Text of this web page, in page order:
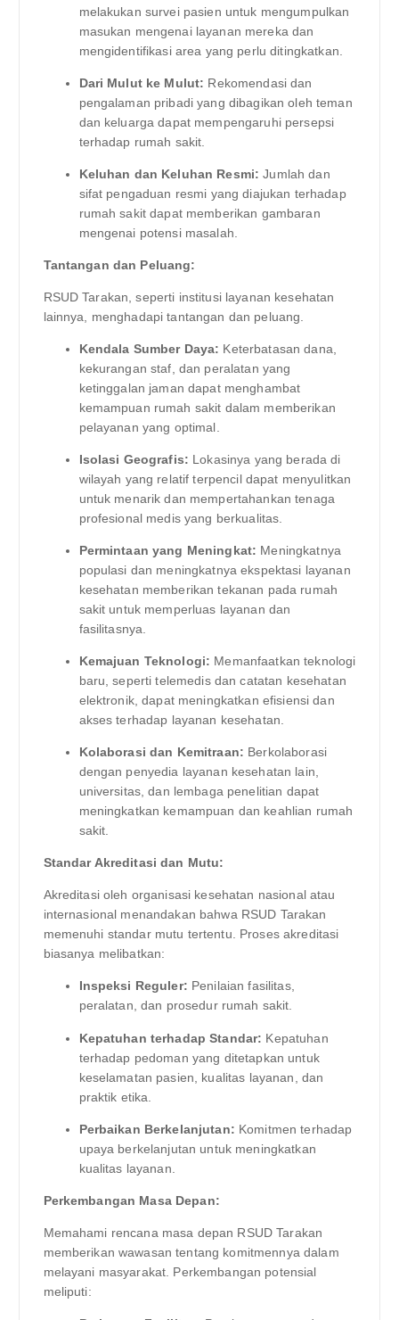
melakukan survei pasien untuk mengumpulkan
masukan mengenai layanan mereka dan
mengidentifikasi area yang perlu ditingkatkan.
Dari Mulut ke Mulut: Rekomendasi dan
pengalaman pribadi yang dibagikan oleh teman
dan keluarga dapat mempengaruhi persepsi
terhadap rumah sakit.
Keluhan dan Keluhan Resmi: Jumlah dan
sifat pengaduan resmi yang diajukan terhadap
rumah sakit dapat memberikan gambaran
mengenai potensi masalah.
Tantangan dan Peluang:
RSUD Tarakan, seperti institusi layanan kesehatan
lainnya, menghadapi tantangan dan peluang.
Kendala Sumber Daya: Keterbatasan dana,
kekurangan staf, dan peralatan yang
ketinggalan jaman dapat menghambat
kemampuan rumah sakit dalam memberikan
pelayanan yang optimal.
Isolasi Geografis: Lokasinya yang berada di
wilayah yang relatif terpencil dapat menyulitkan
untuk menarik dan mempertahankan tenaga
profesional medis yang berkualitas.
Permintaan yang Meningkat: Meningkatnya
populasi dan meningkatnya ekspektasi layanan
kesehatan memberikan tekanan pada rumah
sakit untuk memperluas layanan dan
fasilitasnya.
Kemajuan Teknologi: Memanfaatkan teknologi
baru, seperti telemedis dan catatan kesehatan
elektronik, dapat meningkatkan efisiensi dan
akses terhadap layanan kesehatan.
Kolaborasi dan Kemitraan: Berkolaborasi
dengan penyedia layanan kesehatan lain,
universitas, dan lembaga penelitian dapat
meningkatkan kemampuan dan keahlian rumah
sakit.
Standar Akreditasi dan Mutu:
Akreditasi oleh organisasi kesehatan nasional atau
internasional menandakan bahwa RSUD Tarakan
memenuhi standar mutu tertentu. Proses akreditasi
biasanya melibatkan:
Inspeksi Reguler: Penilaian fasilitas,
peralatan, dan prosedur rumah sakit.
Kepatuhan terhadap Standar: Kepatuhan
terhadap pedoman yang ditetapkan untuk
keselamatan pasien, kualitas layanan, dan
praktik etika.
Perbaikan Berkelanjutan: Komitmen terhadap
upaya berkelanjutan untuk meningkatkan
kualitas layanan.
Perkembangan Masa Depan:
Memahami rencana masa depan RSUD Tarakan
memberikan wawasan tentang komitmennya dalam
melayani masyarakat. Perkembangan potensial
meliputi: